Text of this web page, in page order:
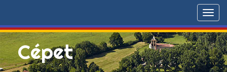
Menu
Cépet
Site officiel